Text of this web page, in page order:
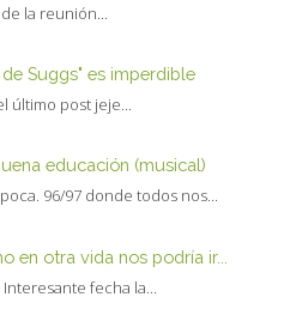
la reunión...
Suggs" es imperdible
último post jeje...
educación (musical)
96/97 donde todos nos...
en otra vida nos podría ir...
fecha la...